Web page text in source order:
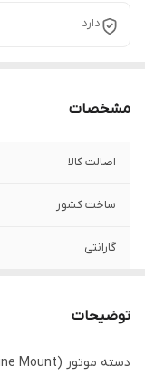
دارد
مشخصات
اصالت کالا
ساخت کشور
گارانتی
توضیحات